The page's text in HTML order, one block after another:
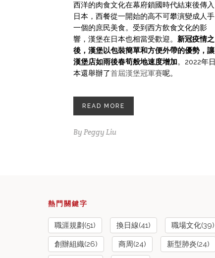
西洋的肉食文化在幕府鎖國時代結束後傳入
日本，西餐從一開始的高不可攀演變成人手
一個的庶民美食。受到西方飲食文化的影
響，漢堡在日本也相當受歡迎。 新冠疫情之
後，漢堡以包裝簡單和方便外帶的優勢，讓
漢堡店如雨後春筍般地速度增加。2022年日
本還舉辦了首屆漢堡冠軍賽呢。
READ MORE
By Peggy Liu
熱門關鍵字
職涯規劃(51) 換日線(41) 職場文化(39)
創辦組織(26) 商周(24) 新型肺炎(24)